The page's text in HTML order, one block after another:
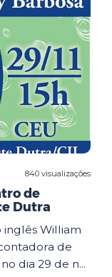
840 visualizações
de
Dutra
inglês William
de
dia 29 de n...